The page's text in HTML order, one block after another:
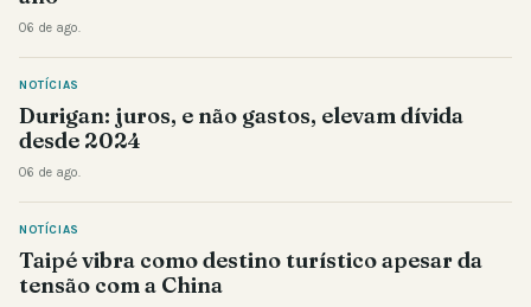
06 de ago.
NOTÍCIAS
Durigan: juros, e não gastos, elevam dívida
desde 2024
06 de ago.
NOTÍCIAS
Taipé vibra como destino turístico apesar da
tensão com a China